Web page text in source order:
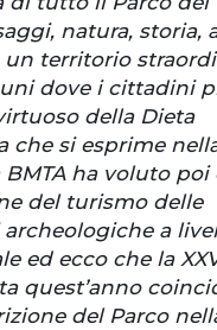
natura, storia,
un territorio
dove i cittadini
della Dieta
che si esprime
BMTA ha voluto poi
del turismo delle
a
ed ecco che la
quest’anno
del Parco